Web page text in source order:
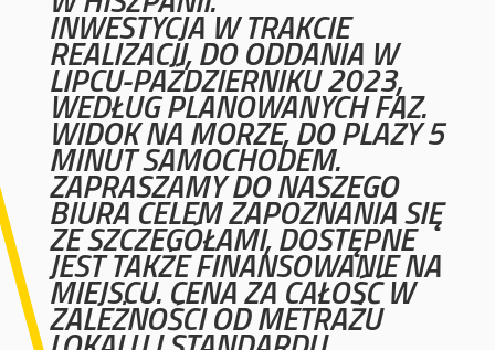
INWESTYCJA W TRAKCIE
REALIZACJI, DO ODDANIA W
LIPCU-PAŹDZIERNIKU 2023,
WEDŁUG PLANOWANYCH FAZ.
WIDOK NA MORZE, DO PLAŻY 5
MINUT SAMOCHODEM.
ZAPRASZAMY DO NASZEGO
BIURA CELEM ZAPOZNANIA SIĘ
ZE SZCZEGÓŁAMI, DOSTĘPNE
JEST TAKŻE FINANSOWANIE NA
MIEJSCU. CENA ZA CAŁOŚĆ W
ZALEŻNOŚCI OD METRAŻU